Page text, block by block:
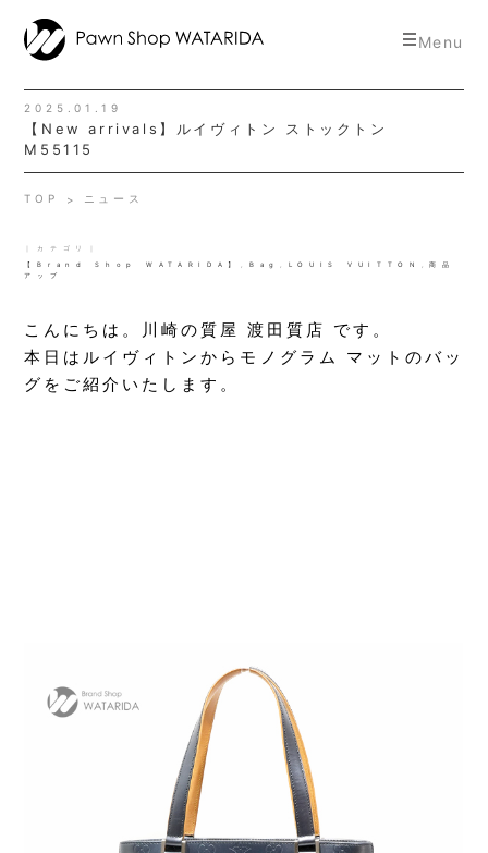
toggle
Menu
2025.01.19
【New arrivals】ルイヴィトン ストックトン
M55115
TOP ニュース
｜カテゴリ｜
【Brand Shop WATARIDA】 Bag LOUIS VUITTON ,商品
アップ
こんにちは。川崎の質屋 渡田質店 です。
本日はルイヴィトンからモノグラム マットのバッ
グをご紹介いたします。